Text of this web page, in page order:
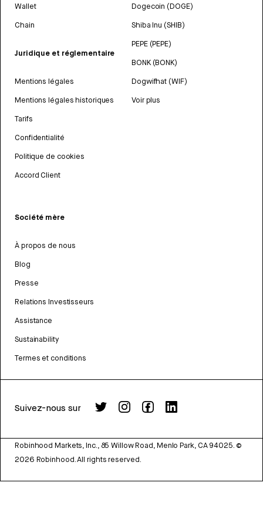
Wallet
Chain
Juridique et réglementaire
Mentions légales
Mentions légales historiques
Tarifs
Confidentialité
Politique de cookies
Accord Client
Dogecoin (DOGE)
Shiba Inu (SHIB)
PEPE (PEPE)
BONK (BONK)
Dogwifhat (WIF)
Voir plus
Société mère
À propos de nous
Blog
Presse
Relations Investisseurs
Assistance
Sustainability
Termes et conditions
Suivez-nous sur
Robinhood Markets, Inc., 85 Willow Road, Menlo Park, CA 94025. ©
2026 Robinhood. All rights reserved.